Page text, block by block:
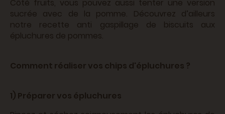
Côté fruits, vous pouvez aussi tenter une version
sucrée avec de la pomme. Découvrez d’ailleurs
notre recette anti gaspillage de biscuits aux
épluchures de pommes.
Comment réaliser vos chips d'épluchures ?
1) Préparer vos épluchures